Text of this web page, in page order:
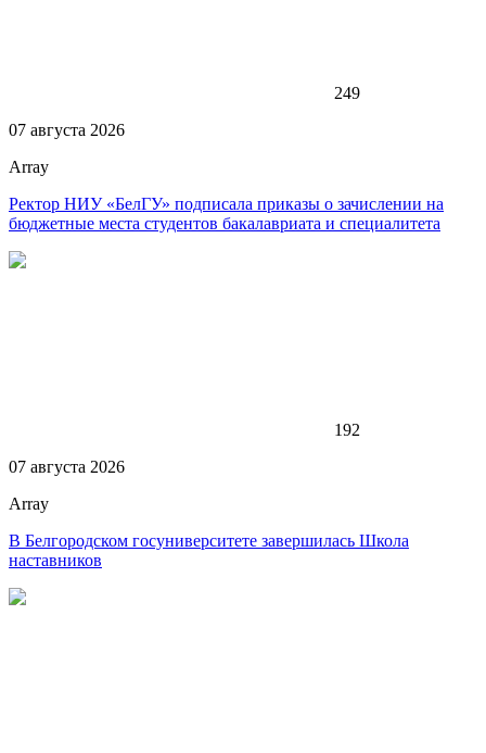
249
07 августа 2026
Array
Ректор НИУ «БелГУ» подписала приказы о зачислении на
бюджетные места студентов бакалавриата и специалитета
192
07 августа 2026
Array
В Белгородском госуниверситете завершилась Школа
наставников